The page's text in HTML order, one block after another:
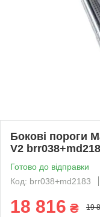
Бокові пороги
V2
Готово до відправки
Код: brr038+md2183
18 816 ₴ 19